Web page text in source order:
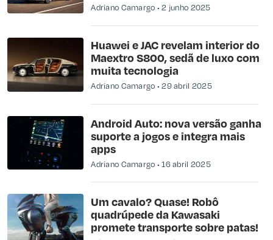
Adriano Camargo 2 junho 2025
Huawei e JAC revelam interior do
Maextro S800, sedã de luxo com
muita tecnologia
Adriano Camargo 29 abril 2025
Android Auto: nova versão ganha
suporte a jogos e integra mais
apps
Adriano Camargo 16 abril 2025
Um cavalo? Quase! Robô
quadrúpede da Kawasaki
promete transporte sobre patas!